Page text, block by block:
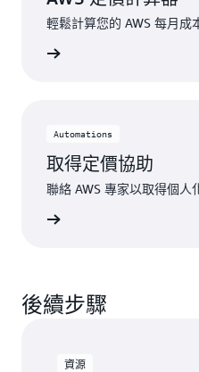
範例 2：憑證名稱包含一個萬用
簽發此可匯出公有憑證的費用為
出公有憑證的費用為 2*(7 USD)
範例 4：
輕鬆計算您的 AWS 每月成
Automations
取得定價協助
聯絡 AWS 專家以取得個人
後續步驟
資源